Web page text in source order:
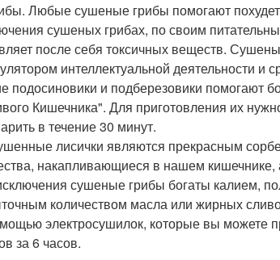
Любые сушеные грибы помогают
сушеных грибах, по своим
после себя токсичных веществ.
интеллектуальной деятельности и
подосиновики и подберезовики помогают
Кишечника". Для приготовления их
в течение 30 минут.
лисички являются прекрасным
накапливающиеся в нашем кишечнике,
сушеные грибы богаты калием,
количеством масла или жирных
электросушилок, которые вы можете
за 6 часов.